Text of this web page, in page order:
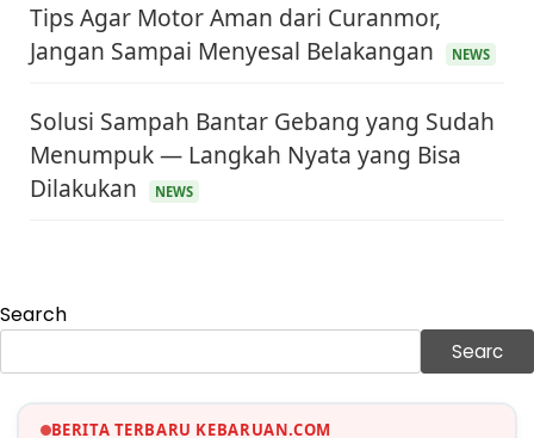
Tips Agar Motor Aman dari Curanmor,
Jangan Sampai Menyesal Belakangan
NEWS
Solusi Sampah Bantar Gebang yang Sudah
Menumpuk — Langkah Nyata yang Bisa
Dilakukan
NEWS
Search
Searc
BERITA TERBARU KEBARUAN.COM
Sinopsis Film Marauders, Misteri Perampokan
30 Juni 2026
OLAH RAGA